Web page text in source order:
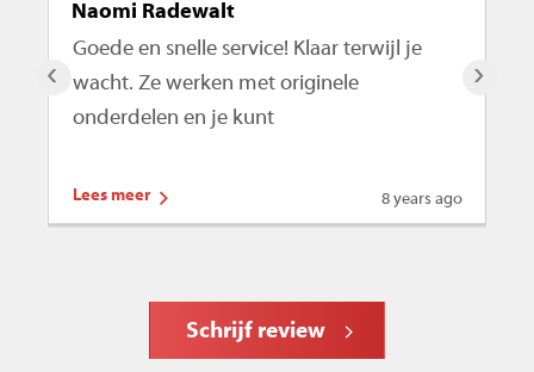
Goede en snelle service! Klaar terwijl je
wacht. Ze werken met originele
onderdelen en je kunt
Lees meer
Naomi Radewalt
8 years ago
‹ ›
Schrijf review